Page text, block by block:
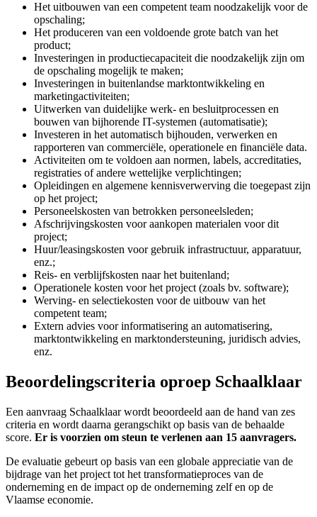
Het uitbouwen van een competent team noodzakelijk voor de
opschaling;
Het produceren van een voldoende grote batch van het
product;
Investeringen in productiecapaciteit die noodzakelijk zijn om
de opschaling mogelijk te maken;
Investeringen in buitenlandse marktontwikkeling en
marketingactiviteiten;
Uitwerken van duidelijke werk- en besluitprocessen en
bouwen van bijhorende IT-systemen (automatisatie);
Investeren in het automatisch bijhouden, verwerken en
rapporteren van commerciële, operationele en financiële data.
Activiteiten om te voldoen aan normen, labels, accreditaties,
registraties of andere wettelijke verplichtingen;
Opleidingen en algemene kennisverwerving die toegepast zijn
op het project;
Personeelskosten van betrokken personeelsleden;
Afschrijvingskosten voor aankopen materialen voor dit
project;
Huur/leasingskosten voor gebruik infrastructuur, apparatuur,
enz.;
Reis- en verblijfskosten naar het buitenland;
Operationele kosten voor het project (zoals bv. software);
Werving- en selectiekosten voor de uitbouw van het
competent team;
Extern advies voor informatisering an automatisering,
marktontwikkeling en marktondersteuning, juridisch advies,
enz.
Beoordelingscriteria oproep Schaalklaar
Een aanvraag Schaalklaar wordt beoordeeld aan de hand van zes
criteria en wordt daarna gerangschikt op basis van de behaalde
score. Er is voorzien om steun te verlenen aan 15 aanvragers.
De evaluatie gebeurt op basis van een globale appreciatie van de
bijdrage van het project tot het transformatieproces van de
onderneming en de impact op de onderneming zelf en op de
Vlaamse economie.